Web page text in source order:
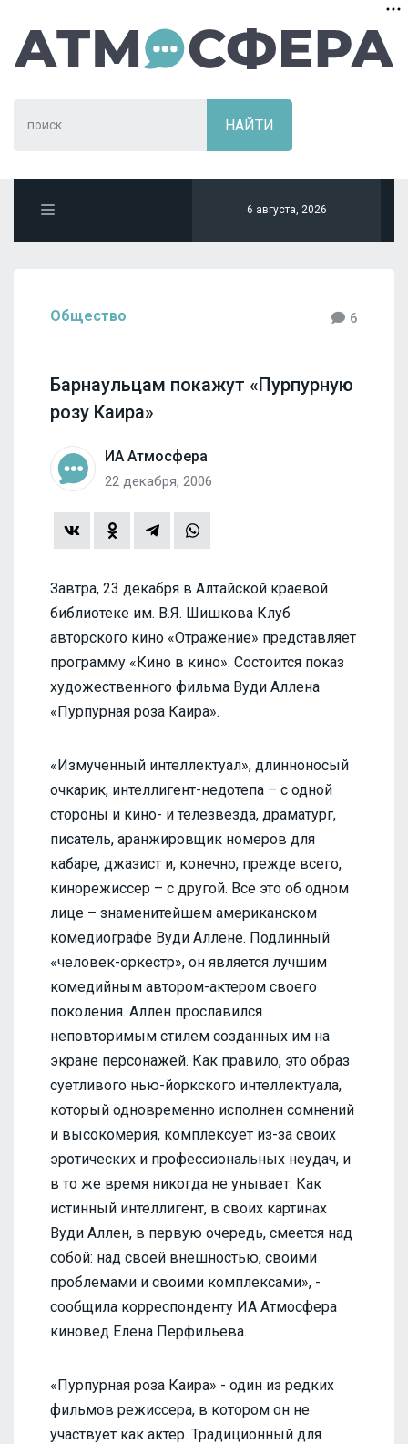
6 августа, 2026
Общество 6
Барнаульцам покажут «Пурпурную
розу Каира»
ИА Атмосфера
22 декабря, 2006
Завтра, 23 декабря в Алтайской краевой
библиотеке им. В.Я. Шишкова Клуб
авторского кино «Отражение» представляет
программу «Кино в кино». Состоится показ
художественного фильма Вуди Аллена
«Пурпурная роза Каира».
«Измученный интеллектуал», длинноносый
очкарик, интеллигент-недотепа – с одной
стороны и кино- и телезвезда, драматург,
писатель, аранжировщик номеров для
кабаре, джазист и, конечно, прежде всего,
кинорежиссер – с другой. Все это об одном
лице – знаменитейшем американском
комедиографе Вуди Аллене. Подлинный
«человек-оркестр», он является лучшим
комедийным автором-актером своего
поколения. Аллен прославился
неповторимым стилем созданных им на
экране персонажей. Как правило, это образ
суетливого нью-йоркского интеллектуала,
который одновременно исполнен сомнений
и высокомерия, комплексует из-за своих
эротических и профессиональных неудач, и
в то же время никогда не унывает. Как
истинный интеллигент, в своих картинах
Вуди Аллен, в первую очередь, смеется над
собой: над своей внешностью, своими
проблемами и своими комплексами», -
сообщила корреспонденту ИА Атмосфера
киновед Елена Перфильева.
«Пурпурная роза Каира» - один из редких
фильмов режиссера, в котором он не
участвует как актер. Традиционный для